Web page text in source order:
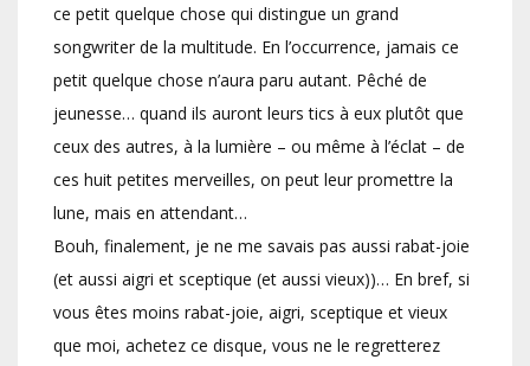
ce petit quelque chose qui distingue un grand
songwriter de la multitude. En l’occurrence, jamais ce
petit quelque chose n’aura paru autant. Pêché de
jeunesse… quand ils auront leurs tics à eux plutôt que
ceux des autres, à la lumière – ou même à l’éclat – de
ces huit petites merveilles, on peut leur promettre la
lune, mais en attendant…
Bouh, finalement, je ne me savais pas aussi rabat-joie
(et aussi aigri et sceptique (et aussi vieux))… En bref, si
vous êtes moins rabat-joie, aigri, sceptique et vieux
que moi, achetez ce disque, vous ne le regretterez